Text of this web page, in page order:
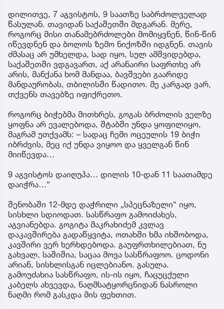
დილითვე, 7 აგვისტოს, 9 საათზე საბრძოლველად
წასულან. თავიდან საქაშეთში მდგარან. მერე,
როგორც მისი თანამებრძოლები მომიყვნენ, წინ-წინ
იწევდნენ და ბოლოს ზემო ნიქოზში იდგნენ. თავის
ძმასაც არ უმხელდა, სად იყო, სულ ამშვიდებდა,
საქაშეთში ვდგავართ, აქ არანაირი საფრთხე არ
არის, მანქანა ხომ მანდაა, ბავშვები გაარიდე
მანდაურობას, თბილისში წადითო. მე კარგად ვარ,
თქვენს თავებზე იფიქრეთო.
როგორც ბიჭებმა მითხრეს, გოგას ბრძოლის ველზე
ყოფნა არ ევალებოდა, შტაბში უნდა ყოფილიყო,
მაგრამ უთქვამს: – სადაც ჩემი ოცეულის 19 ბიჭი
იბრძვის, მეც იქ უნდა ვიყოო და ყველგან წინ
მიიწევდა…
9 აგვისტოს დაიღუპა… დილის 10-დან 11 საათამდე
დაიჭრა…“
შენობაში 12-მდე დაჭრილი „სპეცნაზელი“ იყო,
სისხლი სდიოდათ. სასწრაფო გამოიძახეს,
აგვიანებდა. გოგიტა მაკრახიძემ კვლავ
დაკავშირება გადაწყვიტა, ოთახში ხმა იხშობოდა,
კავშირი ვერ ხერხდებოდა. გაუფრთხილებიათ, ნუ
გახვალ, საშიშია, საცაა მოვა სასწრაფოო. ცოდონი
არიან, სისხლისგან იცლებიანო. გასულა.
გამოუძახია სასწრაფო, ის-ის იყო, ჩაცუცქული
კაბელს ახვევდა, ნაღმსატყორცნიდან ნასროლი
ნაღმი რომ გასკდა მის ფეხთით.